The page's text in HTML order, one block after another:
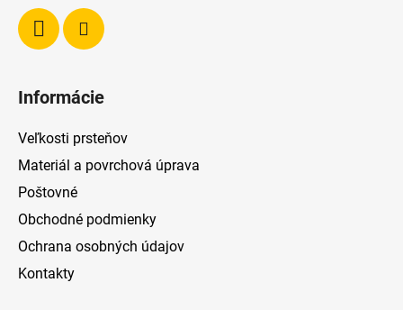
Informácie
Veľkosti prsteňov
Materiál a povrchová úprava
Poštovné
Obchodné podmienky
Ochrana osobných údajov
Kontakty